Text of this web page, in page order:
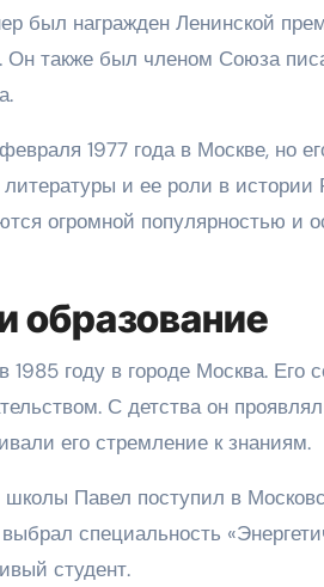
был награжден Ленинской
Он также был членом Союза
1977 года в Москве, но
и ее роли в истории
огромной популярностью и
образование
году в городе Москва. Его
С детства он
его стремление к знаниям.
Павел поступил в
специальность
студент.